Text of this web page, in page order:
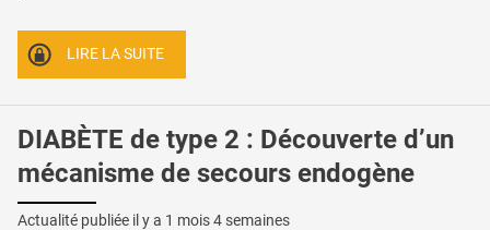
LIRE LA SUITE
DIABÈTE de type 2 : Découverte d’un
mécanisme de secours endogène
Actualité publiée il y a 1 mois 4 semaines